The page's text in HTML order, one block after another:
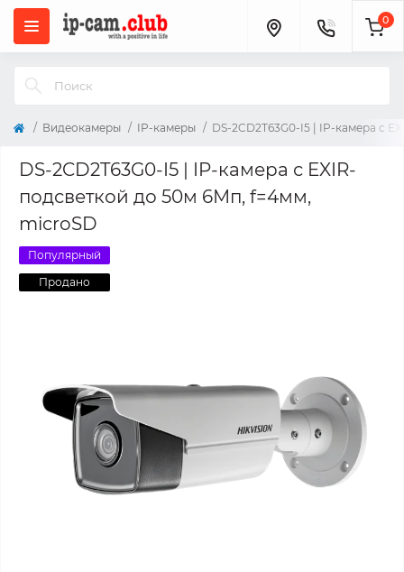
0
Видеокамеры IP-камеры DS-2CD2T63G0-I5 | IP-камера с
DS-2CD2T63G0-I5 | IP-камера с EXIR-
подсветкой до 50м 6Мп, f=4мм,
microSD
Популярный
Продано